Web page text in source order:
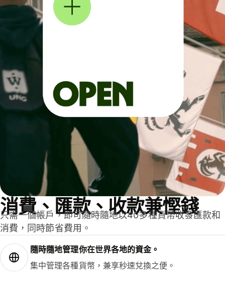
消費、匯款、收款兼慳錢
只需一個帳戶，即可隨時隨地以40多種貨幣收發匯款和
消費，同時節省費用。
隨時隨地管理你在世界各地的資金。
集中管理各種貨幣，兼享秒速兌換之便。